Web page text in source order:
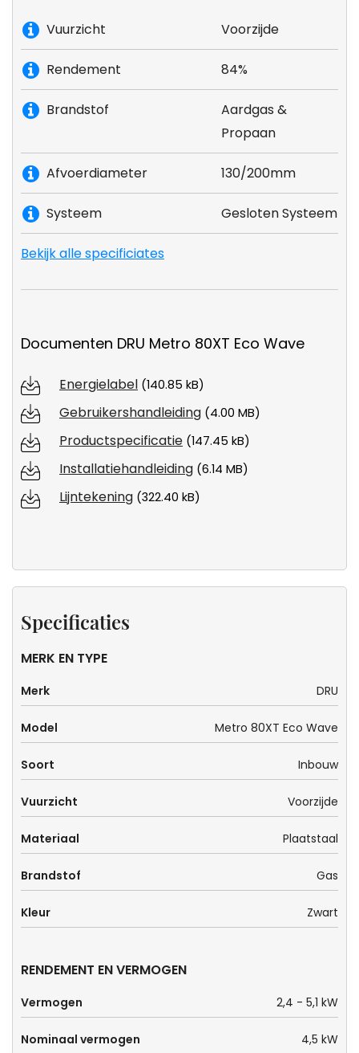
Vuurzicht Voorzijde
Rendement 84%
Brandstof
Aardgas &
Propaan
Afvoerdiameter 130/200mm
Systeem Gesloten Systeem
Bekijk alle specificiates
Documenten DRU Metro 80XT Eco Wave
Energielabel (140.85 kB)
Gebruikershandleiding (4.00 MB)
Productspecificatie (147.45 kB)
Installatiehandleiding (6.14 MB)
Lijntekening (322.40 kB)
Specificaties
MERK EN TYPE
Merk DRU
Model Metro 80XT Eco Wave
Soort Inbouw
Vuurzicht Voorzijde
Materiaal Plaatstaal
Brandstof Gas
Kleur Zwart
RENDEMENT EN VERMOGEN
Vermogen 2,4 - 5,1 kW
Nominaal vermogen 4,5 kW